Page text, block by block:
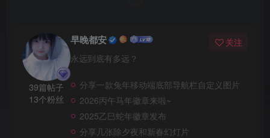
39篇帖子
13个粉丝
早晚都安
永远到底有多远？
关注
分享一款兔年移动端底部导航栏自定义图片
2026丙午马年徽章来啦~
2025乙巳蛇年徽章发布
分享几张除夕夜和新春幻灯片